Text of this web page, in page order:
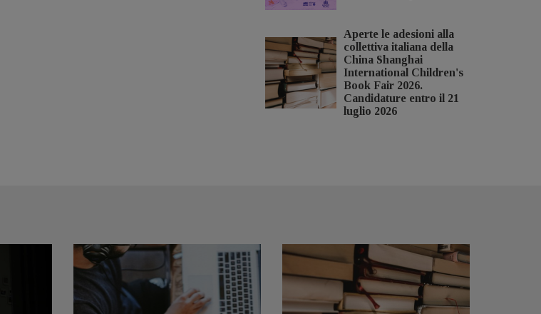
Aperte le adesioni alla
collettiva italiana della
China Shanghai
International Children's
Book Fair 2026.
Candidature entro il 21
luglio 2026